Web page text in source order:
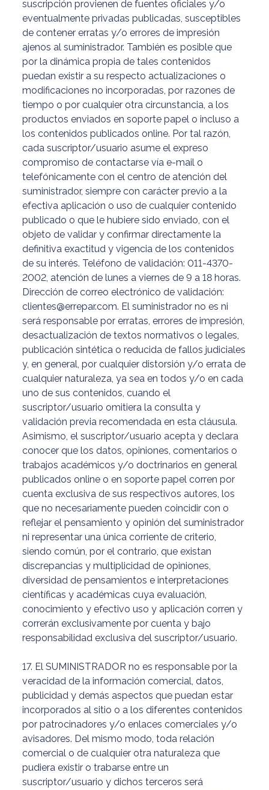
suscripción provienen de fuentes oficiales y/o
eventualmente privadas publicadas, susceptibles
de contener erratas y/o errores de impresión
ajenos al suministrador. También es posible que
por la dinámica propia de tales contenidos
puedan existir a su respecto actualizaciones o
modificaciones no incorporadas, por razones de
tiempo o por cualquier otra circunstancia, a los
productos enviados en soporte papel o incluso a
los contenidos publicados online. Por tal razón,
cada suscriptor/usuario asume el expreso
compromiso de contactarse vía e-mail o
telefónicamente con el centro de atención del
suministrador, siempre con carácter previo a la
efectiva aplicación o uso de cualquier contenido
publicado o que le hubiere sido enviado, con el
objeto de validar y confirmar directamente la
definitiva exactitud y vigencia de los contenidos
de su interés. Teléfono de validación: 011-4370-
2002, atención de lunes a viernes de 9 a 18 horas.
Dirección de correo electrónico de validación:
clientes@errepar.com. El suministrador no es ni
será responsable por erratas, errores de impresión,
desactualización de textos normativos o legales,
publicación sintética o reducida de fallos judiciales
y, en general, por cualquier distorsión y/o errata de
cualquier naturaleza, ya sea en todos y/o en cada
uno de sus contenidos, cuando el
suscriptor/usuario omitiera la consulta y
validación previa recomendada en esta cláusula.
Asimismo, el suscriptor/usuario acepta y declara
conocer que los datos, opiniones, comentarios o
trabajos académicos y/o doctrinarios en general
publicados online o en soporte papel corren por
cuenta exclusiva de sus respectivos autores, los
que no necesariamente pueden coincidir con o
reflejar el pensamiento y opinión del suministrador
ni representar una única corriente de criterio,
siendo común, por el contrario, que existan
discrepancias y multiplicidad de opiniones,
diversidad de pensamientos e interpretaciones
científicas y académicas cuya evaluación,
conocimiento y efectivo uso y aplicación corren y
correrán exclusivamente por cuenta y bajo
responsabilidad exclusiva del suscriptor/usuario.
17. El SUMINISTRADOR no es responsable por la
veracidad de la información comercial, datos,
publicidad y demás aspectos que puedan estar
incorporados al sitio o a los diferentes contenidos
por patrocinadores y/o enlaces comerciales y/o
avisadores. Del mismo modo, toda relación
comercial o de cualquier otra naturaleza que
pudiera existir o trabarse entre un
suscriptor/usuario y dichos terceros será